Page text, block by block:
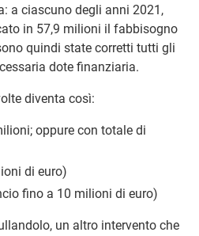
a ciascuno degli anni 2021,
in 57,9 milioni il fabbisogno
quindi state corretti tutti gli
dote finanziaria.
diventa così:
oppure con totale di
di euro)
fino a 10 milioni di euro)
un altro intervento che